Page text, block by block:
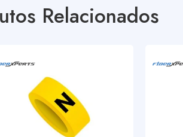
Relacionados